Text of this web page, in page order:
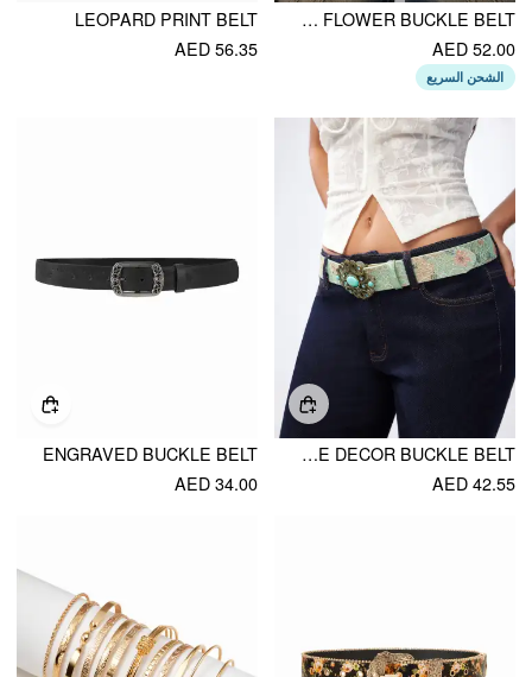
VINTAGE STUDDED DECOR & ENGRAVED FLOWER BUCKLE BELT
AED 52.00
الشحن السريع
LEOPARD PRINT BELT
AED 56.35
GEMSTONE DECOR BUCKLE BELT
AED 42.55
ENGRAVED BUCKLE BELT
AED 34.00